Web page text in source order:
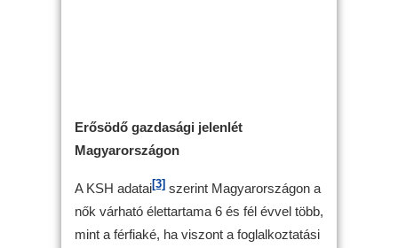
Erősödő gazdasági jelenlét
Magyarországon
A KSH adatai[3] szerint Magyarországon a
nők várható élettartama 6 és fél évvel több,
mint a férfiaké, ha viszont a foglalkoztatási